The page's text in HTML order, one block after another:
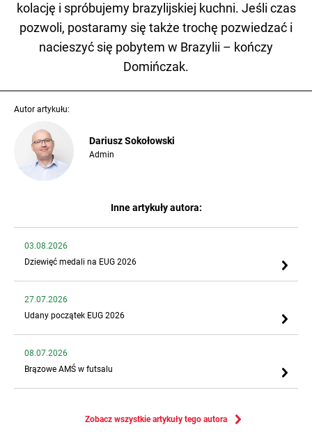
kolację i spróbujemy brazylijskiej kuchni. Jeśli czas
pozwoli, postaramy się także trochę pozwiedzać i
nacieszyć się pobytem w Brazylii – kończy
Domińczak.
Autor artykułu:
Dariusz Sokołowski
Admin
Inne artykuły autora:
03.08.2026
Dziewięć medali na EUG 2026
27.07.2026
Udany początek EUG 2026
08.07.2026
Brązowe AMŚ w futsalu
Zobacz wszystkie artykuły tego autora